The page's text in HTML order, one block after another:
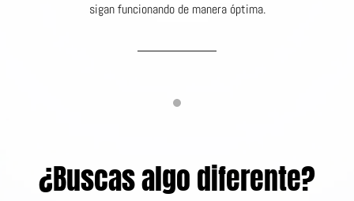
sigan funcionando de manera óptima.
¿Buscas algo diferente?